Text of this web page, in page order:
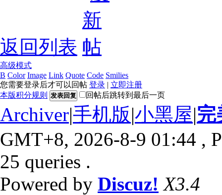
返回列表
高级模式
B Color Image Link Quote Code Smilies
您需要登录后才可以回帖 登录 | 立即注册
本版积分规则
发表回复 回帖后跳转到最后一页
Archiver|手机版|小黑屋|完
GMT+8, 2026-8-9 01:44 ,
25 queries .
Powered by Discuz! X3.4